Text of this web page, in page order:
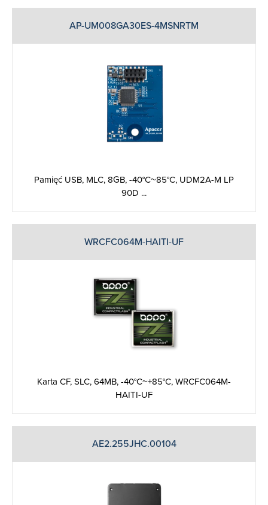
AP-UM008GA30ES-4MSNRTM
Pamięć USB, MLC, 8GB, -40°C~85°C, UDM2A-M LP
90D ...
WRCFC064M-HAITI-UF
Karta CF, SLC, 64MB, -40°C~+85°C, WRCFC064M-
HAITI-UF
AE2.255JHC.00104